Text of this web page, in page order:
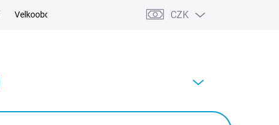
Velkoobchod Výkup CZK